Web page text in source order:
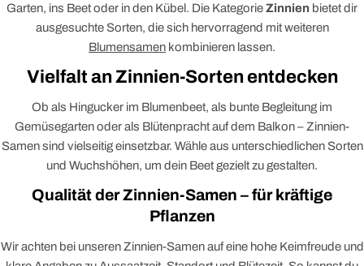
Garten, ins Beet oder in den Kübel. Die KategorieZinnien bietet dir
ausgesuchte Sorten, die sich hervorragend mit weiteren
Blumensamen kombinieren lassen.
Vielfalt an Zinnien-Sorten entdecken
Ob als Hingucker im Blumenbeet, als bunte Begleitung im
Gemüsegarten oder als Blütenpracht auf dem Balkon – Zinnien-
Samen sind vielseitig einsetzbar. Wähle aus unterschiedlichen Sorten
und Wuchshöhen, um dein Beet gezielt zu gestalten.
Qualität der Zinnien-Samen – für kräftige
Pflanzen
Wir achten bei unseren Zinnien-Samen auf eine hohe Keimfreude und